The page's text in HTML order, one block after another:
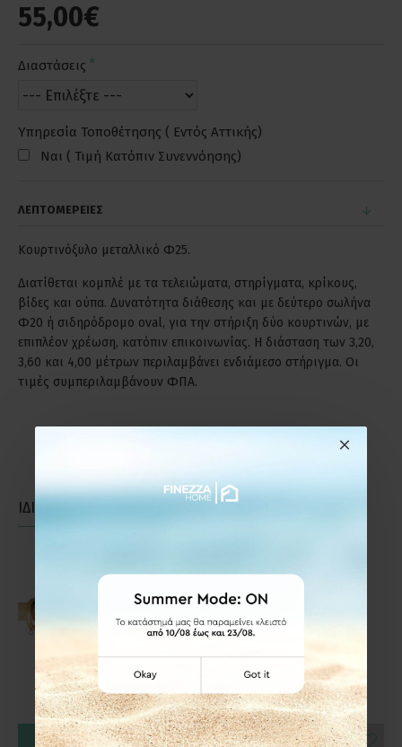
55,00€
Διαστάσεις
Υπηρεσία Τοποθέτησης ( Εντός Αττικής)
Ναι ( Τιμή Κατόπιν Συνεννόησης)
ΛΕΠΤΟΜΕΡΕΙΕΣ
Κουρτινόξυλο μεταλλικό Φ25.
Διατίθεται κομπλέ με τα τελειώματα, στηρίγματα, κρίκους,
βίδες και ούπα. Δυνατότητα διάθεσης και με δεύτερο σωλήνα
Φ20 ή σιδηρόδρομο oval, για την στήριξη δύο κουρτινών, με
επιπλέον χρέωση, κατόπιν επικοινωνίας. Η διάσταση των 3,20,
3,60 και 4,00 μέτρων περιλαμβάνει ενδιάμεσο στήριγμα. Οι
τιμές συμπεριλαμβάνουν ΦΠΑ.
ΙΔΙΑΣ ΚΑΤΗΓΟΡΙΑΣ ΙΔΙΑΣ ΕΤΑΙΡΕΙΑΣ
ΚΑΛΆΘΙ ΚΑΛΆΘΙ